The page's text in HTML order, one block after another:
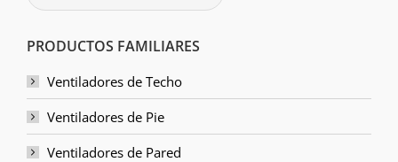
PRODUCTOS FAMILIARES
Ventiladores de Techo
Ventiladores de Pie
Ventiladores de Pared